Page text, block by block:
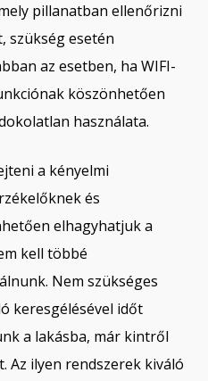
pillanatban ellenőrizni
szükség esetén
az esetben, ha WIFI-
köszönhetően
használata.
a kényelmi
és
elhagyhatjuk a
kell többé
Nem szükséges
keresgélésével időt
a lakásba, már kintről
Az ilyen rendszerek kiváló